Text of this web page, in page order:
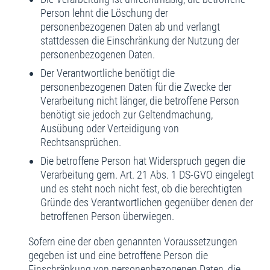
Person lehnt die Löschung der
personenbezogenen Daten ab und verlangt
stattdessen die Einschränkung der Nutzung der
personenbezogenen Daten.
Der Verantwortliche benötigt die
personenbezogenen Daten für die Zwecke der
Verarbeitung nicht länger, die betroffene Person
benötigt sie jedoch zur Geltendmachung,
Ausübung oder Verteidigung von
Rechtsansprüchen.
Die betroffene Person hat Widerspruch gegen die
Verarbeitung gem. Art. 21 Abs. 1 DS-GVO eingelegt
und es steht noch nicht fest, ob die berechtigten
Gründe des Verantwortlichen gegenüber denen der
betroffenen Person überwiegen.
Sofern eine der oben genannten Voraussetzungen
gegeben ist und eine betroffene Person die